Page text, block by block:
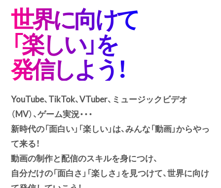
世界に向けて
「楽しい」を
発信しよう！
YouTube、TikTok、VTuber、ミュージックビデオ
（MV）、ゲーム実況・・・
新時代の「面白い」「楽しい」は、みんな「動画」からやっ
て来る！
動画の制作と配信のスキルを身につけ、
自分だけの「面白さ」「楽しさ」を見つけて、世界に向け